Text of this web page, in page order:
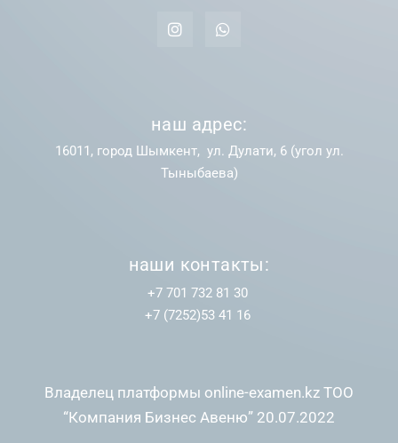
наш адрес:
16011, город Шымкент, ул. Дулати, 6 (угол ул.
Тыныбаева)
наши контакты:
+7 701 732 81 30
+7 (7252)53 41 16
Владелец платформы online-examen.kz ТОО
“Компания Бизнес Авеню” 20.07.2022